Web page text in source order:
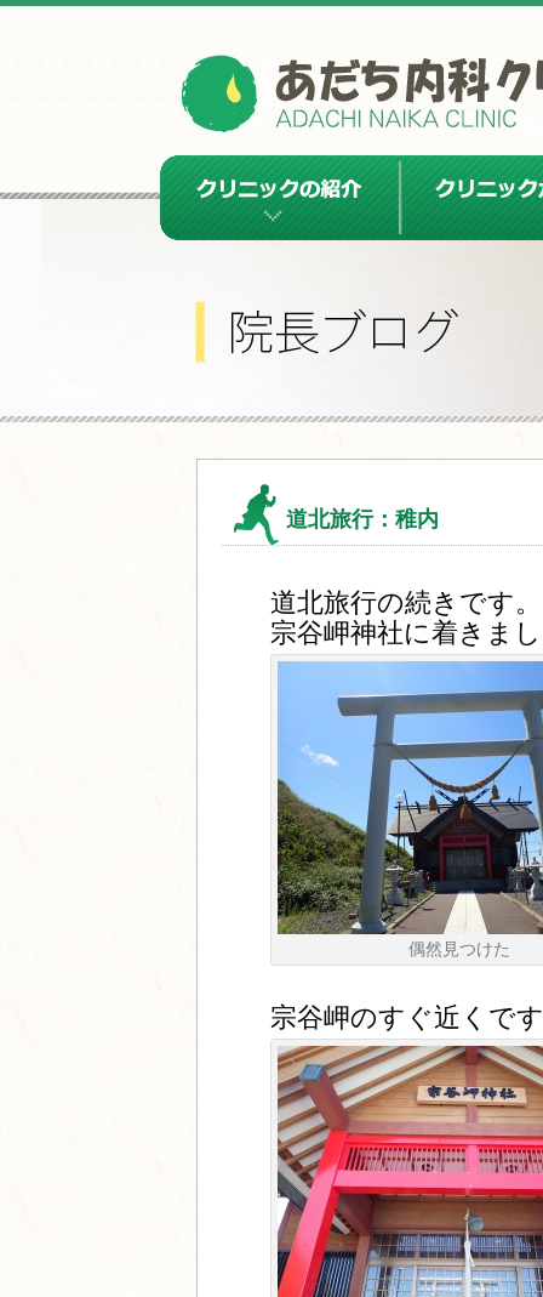
道北旅行：稚内
道北旅行の続きです。
宗谷岬神社に着きま
偶然見つけた
宗谷岬のすぐ近くで